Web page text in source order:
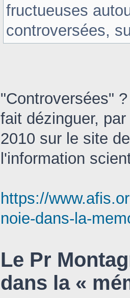
fructueuses
controversées,
"Controversées"
fait dézinguer,
2010 sur le site
l'information
https://
noie-dans-la-
Le Pr
dans la «